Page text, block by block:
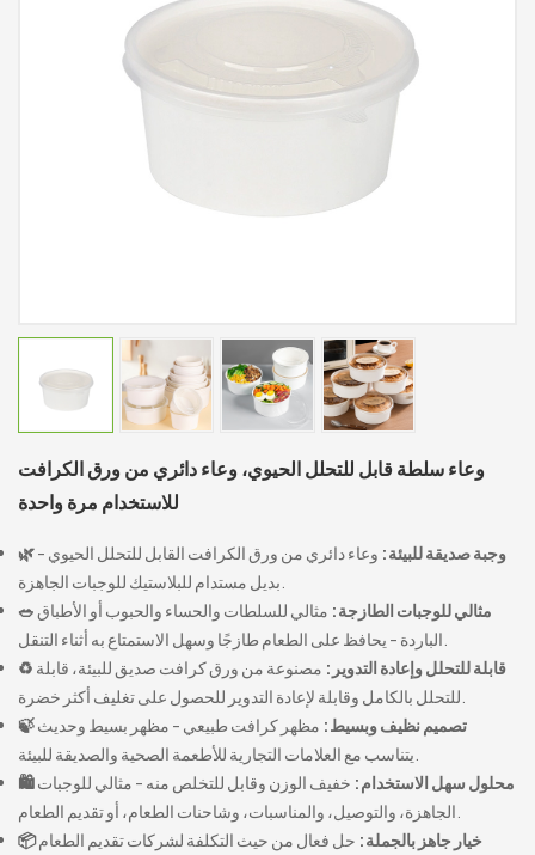
وعاء سلطة قابل للتحلل الحيوي، وعاء دائري من ورق الكرافت
للاستخدام مرة واحدة
🌿 وجبة صديقة للبيئة: وعاء دائري من ورق الكرافت القابل للتحلل الحيوي -
🥗 مثالي للوجبات الطازجة: مثالي للسلطات والحساء والحبوب أو الأطباق
♻️ قابلة للتحلل وإعادة التدوير: مصنوعة من ورق كرافت صديق للبيئة، قابلة
🍃 تصميم نظيف وبسيط: مظهر كرافت طبيعي - مظهر بسيط وحديث
🛍️ محلول سهل الاستخدام: خفيف الوزن وقابل للتخلص منه - مثالي للوجبات
📦 خيار جاهز بالجملة: حل فعال من حيث التكلفة لشركات تقديم الطعام